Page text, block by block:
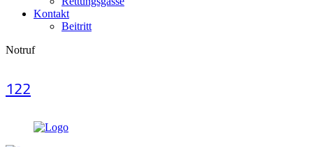
Kontakt
Beitritt
Notruf
122